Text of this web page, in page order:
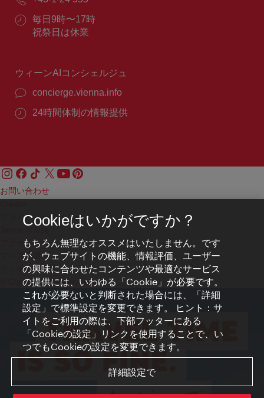
ー
ル：
番
号：
営
業
毎日9時〜17時
祝祭日は休業
ウィーンAIコンシェルジュ
concierge.vienna.info
24時間体制の情報提供
お問い合わせ
プライバシーポリシー
アクセシビリティ
プレス連絡先
クッキーの設定
© Copyright WienTourismus
Cookieはいかがですか？
もちろん無理なオススメはいたしません。です
が、ウェブサイトの機能、情報評価、ユーザー
の興味に合わせたコンテンツや最適なサービス
の提供には、いわゆる「Cookie」が必要です。
これが必要ないと判断された場合には、「詳細
設定」で標準設定を変更できます。 ヒント：サ
イトをご利用の際は、下部フッターにある
「Cookieの設定」リンクを使用することで、い
つでもCookieの設定を変更できます。
詳細設定で